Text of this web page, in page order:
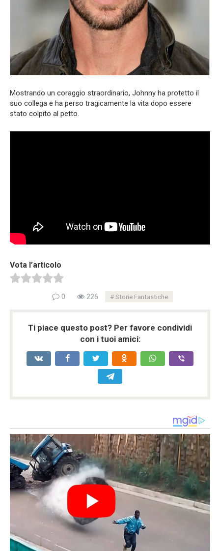
Mostrando un coraggio straordinario, Johnny ha protetto il
suo collega e ha perso tragicamente la vita dopo essere
stato colpito al petto.
Vota l’articolo
0 226 Storie Fantastiche
Ti piace questo post? Per favore condividi
con i tuoi amici: